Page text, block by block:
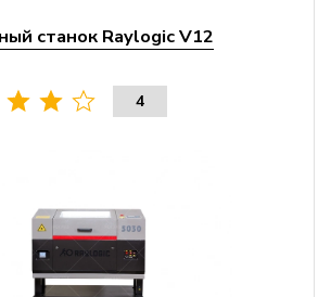
станок Raylogic V12
4